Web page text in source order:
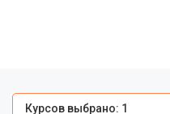
Курсов выбрано: 1